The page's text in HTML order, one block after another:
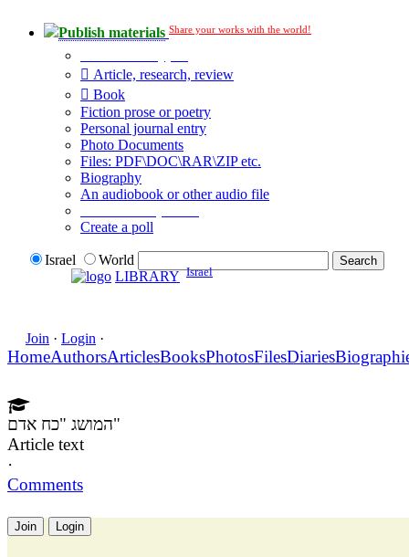
Publish materials Share your works with the world!
Article, research, review
Book
Fiction prose or poetry
Personal journal entry
Photo Documents
Files: PDF\DOC\RAR\ZIP etc.
Biography
An audiobook or other audio file
Create a poll
Israel
World
LIBRARY Israel
Join · Login ·
HomeAuthorsArticlesBooksPhotosFilesDiaries
המושג "כח אדם"
Article text
·
Comments
Join Login